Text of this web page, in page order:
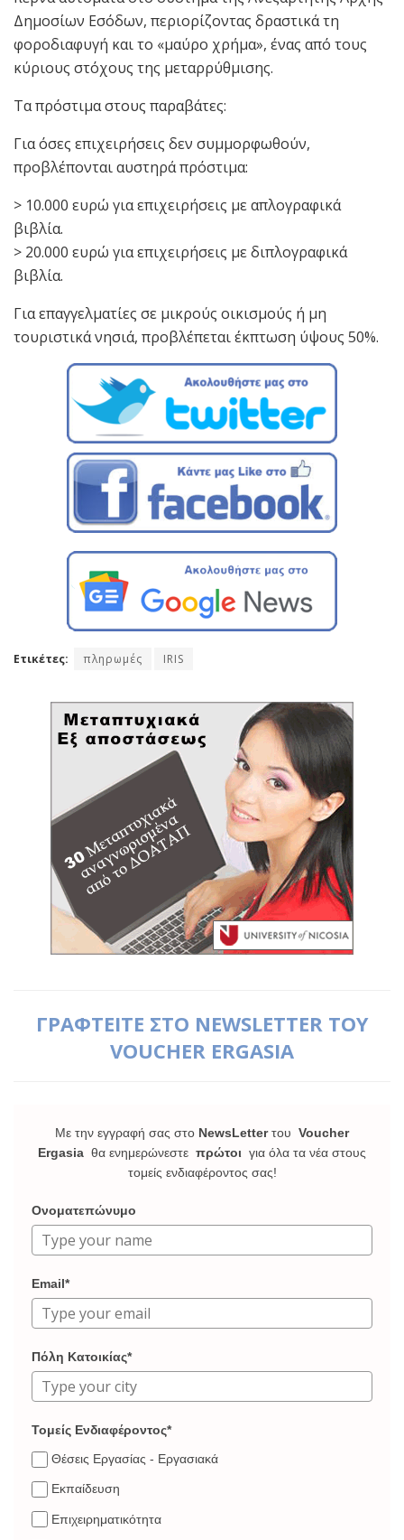
Δημοσίων Εσόδων, περιορίζοντας δραστικά τη
φοροδιαφυγή και το «μαύρο χρήμα», ένας από τους
κύριους στόχους της μεταρρύθμισης.
Τα πρόστιμα στους παραβάτες:
Για όσες επιχειρήσεις δεν συμμορφωθούν,
προβλέπονται αυστηρά πρόστιμα:
> 10.000 ευρώ για επιχειρήσεις με απλογραφικά
βιβλία.
> 20.000 ευρώ για επιχειρήσεις με διπλογραφικά
βιβλία.
Για επαγγελματίες σε μικρούς οικισμούς ή μη
τουριστικά νησιά, προβλέπεται έκπτωση ύψους 50%.
Ετικέτες: πληρωμές IRIS
ΓΡΑΦΤΕΙΤΕ ΣΤΟ NEWSLETTER ΤΟΥ
VOUCHER ERGASIA
Με την εγγραφή σας στο NewsLetterτου Voucher
Ergasia θα ενημερώνεστε πρώτοι για όλα τα νέα στους
τομείς ενδιαφέροντος σας!
Ονοματεπώνυμο
Email*
Πόλη Κατοικίας*
Τομείς Ενδιαφέροντος*
Θέσεις Εργασίας - Εργασιακά
Εκπαίδευση
Επιχειρηματικότητα